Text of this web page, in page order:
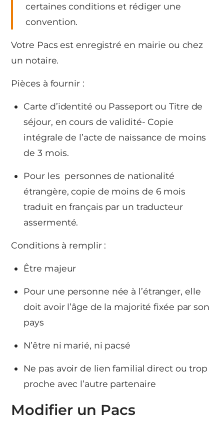
certaines conditions et rédiger une
convention.
Votre Pacs est enregistré en mairie ou chez
un notaire.
Pièces à fournir :
Carte d’identité ou Passeport ou Titre de
séjour, en cours de validité- Copie
intégrale de l’acte de naissance de moins
de 3 mois.
Pour les personnes de nationalité
étrangère, copie de moins de 6 mois
traduit en français par un traducteur
assermenté.
Conditions à remplir :
Être majeur
Pour une personne née à l’étranger, elle
doit avoir l’âge de la majorité fixée par son
pays
N’être ni marié, ni pacsé
Ne pas avoir de lien familial direct ou trop
proche avec l’autre partenaire
Modifier un Pacs